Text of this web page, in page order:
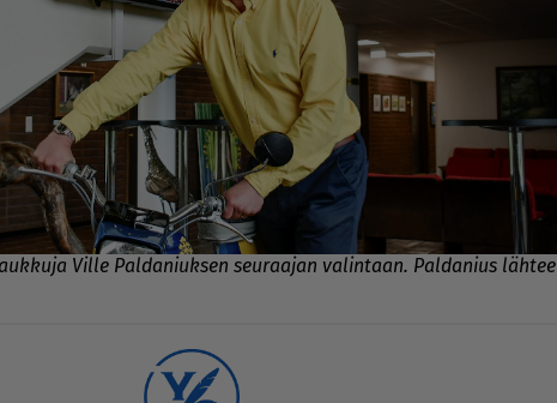
Ville Paldaniuksen seuraajan valintaan. Paldanius lähtee